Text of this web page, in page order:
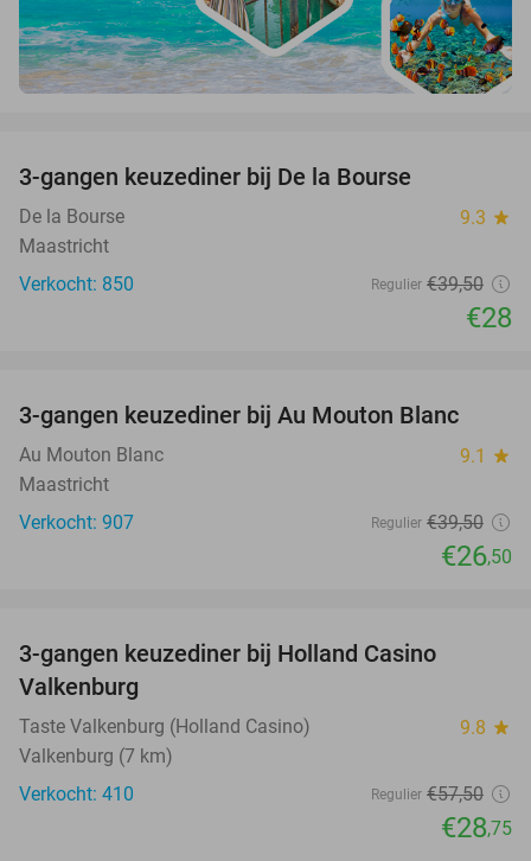
3-gangen keuzediner bij De la Bourse
De la Bourse 9.3 star
Maastricht
Verkocht: 850
Regulier €39,50
€28
33%
3-gangen keuzediner bij Au Mouton Blanc
Au Mouton Blanc 9.1 star
Maastricht
Verkocht: 907
Regulier €39,50
€26,50
3-gangen keuzediner bij Holland Casino
Valkenburg
Taste Valkenburg (Holland Casino) 9.8 star
Valkenburg (7 km)
Verkocht: 410
Regulier €57,50
€28,75